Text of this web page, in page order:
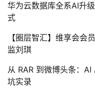
华为云数据库全系AI升
式
【圈层智汇】维享会会
监刘琪
从 RAR 到微博头条：
坑实录